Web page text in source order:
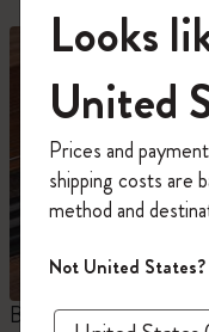
Blackwing x モレスキ
モレス
「
文が10%オフ
ール・ア
Moleskineア
ァーや会員特
レーショ
Looks
United
Prices and
shipping costs are
method and
Not United